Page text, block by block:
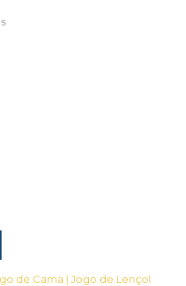
de Cama | Jogo de Lençol